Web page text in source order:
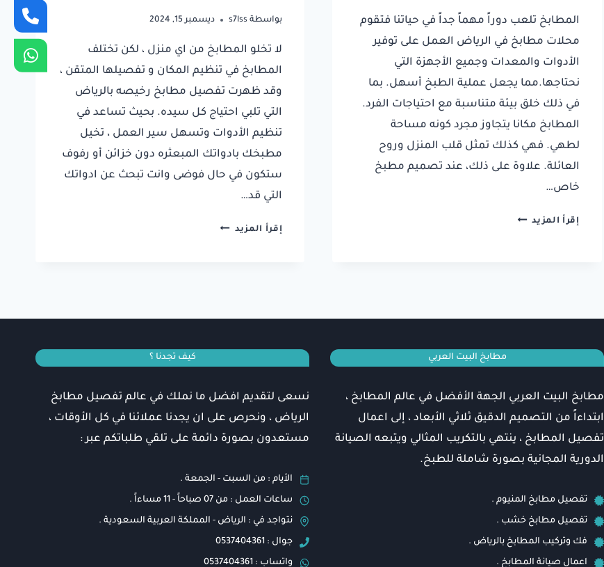
المطابخ تلعب دوراً مهماً جداً في حياتنا فتقوم
محلات مطابخ في الرياض العمل على توفير
الأدوات والمعدات وجميع الأجهزة التي
نحتاجها.مما يجعل عملية الطبخ أسهل. بما
في ذلك خلق بيئة متناسبة مع احتياجات الفرد.
المطابخ مكانا يتجاوز مجرد كونه مساحة
لطهي. فهي كذلك تمثل قلب المنزل وروح
العائلة. علاوة على ذلك، عند تصميم مطبخ
خاص…
إقرأ المزيد محلات
محل
مطابخ
بالرياض
بواسطة s7lss ديسمبر 15, 2024
لا تخلو المطابخ من اي منزل ، لكن تختلف
المطابخ في تنظيم المكان و تفصيلها المتقن ،
وقد ظهرت تفصيل مطابخ رخيصه بالرياض
التي تلبي احتياج كل سيده. بحيث تساعد في
تنظيم الأدوات وتسهل سير العمل ، تخيل
مطبخك بادواتك المبعثره دون خزائن أو رفوف
ستكون في حال فوضى وانت تبحث عن ادواتك
التي قد…
إقرأ المزيد تفصيل
الرياض
مطابخ البيت العربي
مطابخ البيت العربي الجهة الأفضل في عالم المطابخ ،
ابتداءاً من التصميم الدقيق ثلاثي الأبعاد ، إلى اعمال
تفصيل المطابخ ، ينتهي بالتكريب المثالي ويتبعه الصيانة
الدورية المجانية بصورة شاملة للطبخ.
تفصيل مطابخ المنيوم .
تفصيل مطابخ خشب .
فك وتركيب المطابخ بالرياض .
اعمال صيانة المطابخ .
كيف تجدنا ؟
نسعى لتقديم افضل ما نملك في عالم تفصيل مطابخ
الرياض ، ونحرص على ان يجدنا عملائنا في كل الأوقات ،
مستعدون بصورة دائمة على تلقي طلباتكم عبر :
الأيام : من السبت - الجمعة .
ساعات العمل : من 07 صباحاً - 11 مساءاً .
نتواجد في : الرياض - المملكة العربية السعودية .
جوال : 0537404361⁩
واتساب : 0537404361⁩